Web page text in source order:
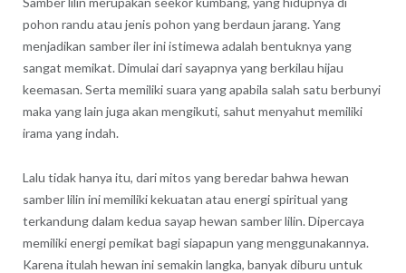
pohon randu atau jenis pohon yang berdaun jarang. Yang
menjadikan samber iler ini istimewa adalah bentuknya yang
sangat memikat. Dimulai dari sayapnya yang berkilau hijau
keemasan. Serta memiliki suara yang apabila salah satu berbunyi
maka yang lain juga akan mengikuti, sahut menyahut memiliki
irama yang indah.
Lalu tidak hanya itu, dari mitos yang beredar bahwa hewan
samber lilin ini memiliki kekuatan atau energi spiritual yang
terkandung dalam kedua sayap hewan samber lilin. Dipercaya
memiliki energi pemikat bagi siapapun yang menggunakannya.
Karena itulah hewan ini semakin langka, banyak diburu untuk